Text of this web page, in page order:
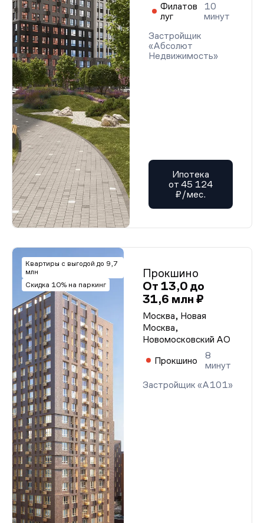
Филатов
луг
10
минут
Застройщик
«Абсолют
Недвижимость»
Ипотека
от 45 124
₽/мес.
Квартиры с выгодой до 9,7
млн
Скидка 10% на паркинг
Прокшино
От 13,0 до
31,6 млн ₽
Москва, Новая
Москва,
Новомосковский АО
Прокшино
8
минут
Застройщик «А101»